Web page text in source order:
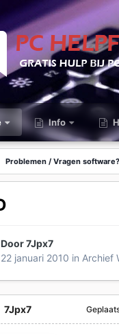
Info
Problemen / Vragen software?
Door7Jpx7
22 januari 2010 in Archief
7Jpx7